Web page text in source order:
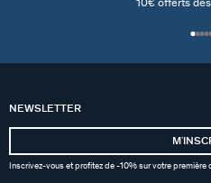
10€ offerts
NEWSLETTER
Inscrivez-vous et profitez de -10% sur votre